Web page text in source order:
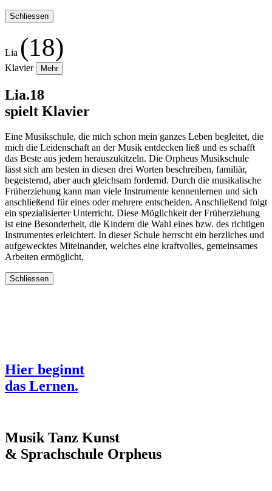
Schliessen
Lia (18)
Klavier Mehr
Lia.18
spielt Klavier
Eine Musikschule, die mich schon mein ganzes Leben begleitet, die
mich die Leidenschaft an der Musik entdecken ließ und es schafft
das Beste aus jedem herauszukitzeln. Die Orpheus Musikschule
lässt sich am besten in diesen drei Worten beschreiben, familiär,
begeisternd, aber auch gleichsam fordernd. Durch die musikalische
Früherziehung kann man viele Instrumente kennenlernen und sich
anschließend für eines oder mehrere entscheiden. Anschließend folgt
ein spezialisierter Unterricht. Diese Möglichkeit der Früherziehung
ist eine Besonderheit, die Kindern die Wahl eines bzw. des richtigen
Instrumentes erleichtert. In dieser Schule herrscht ein herzliches und
aufgewecktes Miteinander, welches eine kraftvolles, gemeinsames
Arbeiten ermöglicht.
Schliessen
Hier beginnt
das Lernen.
Musik Tanz Kunst
& Sprachschule Orpheus